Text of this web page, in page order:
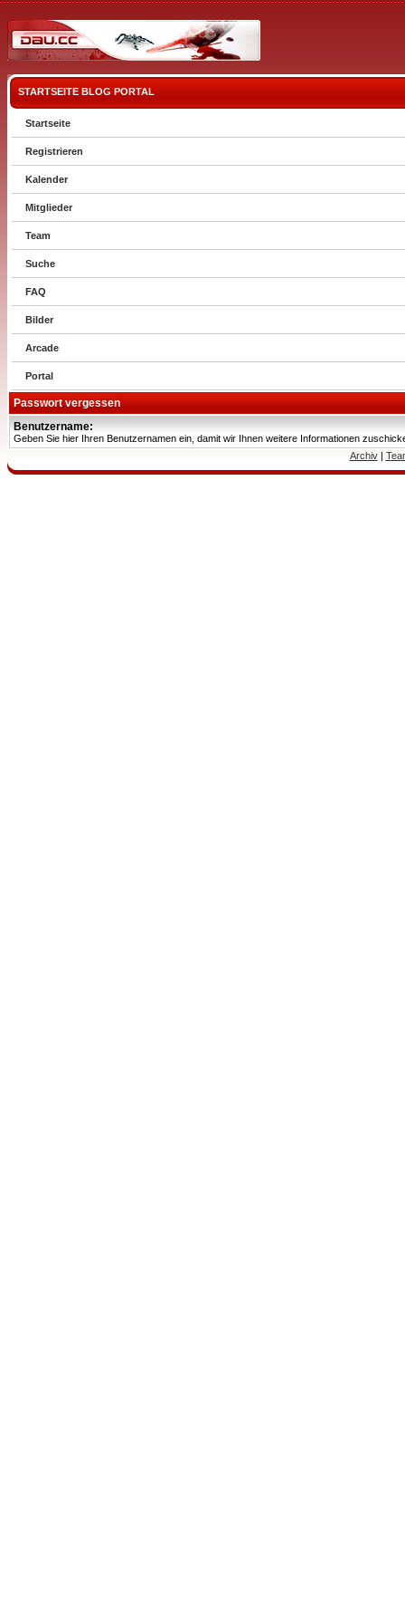
STARTSEITE BLOG PORTAL
Startseite
Registrieren
Kalender
Mitglieder
Team
Suche
FAQ
Bilder
Arcade
Portal
Passwort vergessen
Benutzername:
Geben Sie hier Ihren Benutzernamen ein, damit wir Ihnen weitere Informationen
Archiv|